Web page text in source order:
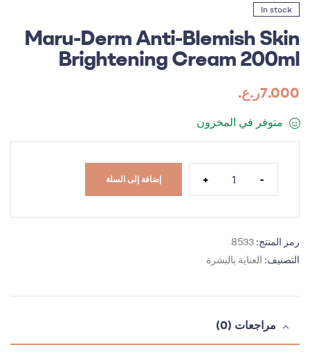
In stock
Maru-Derm Anti-Blemish Skin
Brightening Cream 200ml
7.000ر.ع.
متوفر في المخزون
-
+ إضافة إلى السلة
رمز المنتج: 8533
التصنيف: العناية بالبشرة
مراجعات (0)